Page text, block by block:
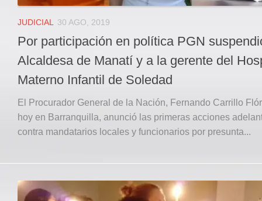
JUDICIAL 30 AGO, 2019
Por participación en política PGN
Alcaldesa de Manatí y a la gerente del
Materno Infantil de Soledad
El Procurador General de la Nación, Fernando Carrillo
hoy en Barranquilla, anunció las primeras acciones
contra mandatarios locales y funcionarios por presunta...